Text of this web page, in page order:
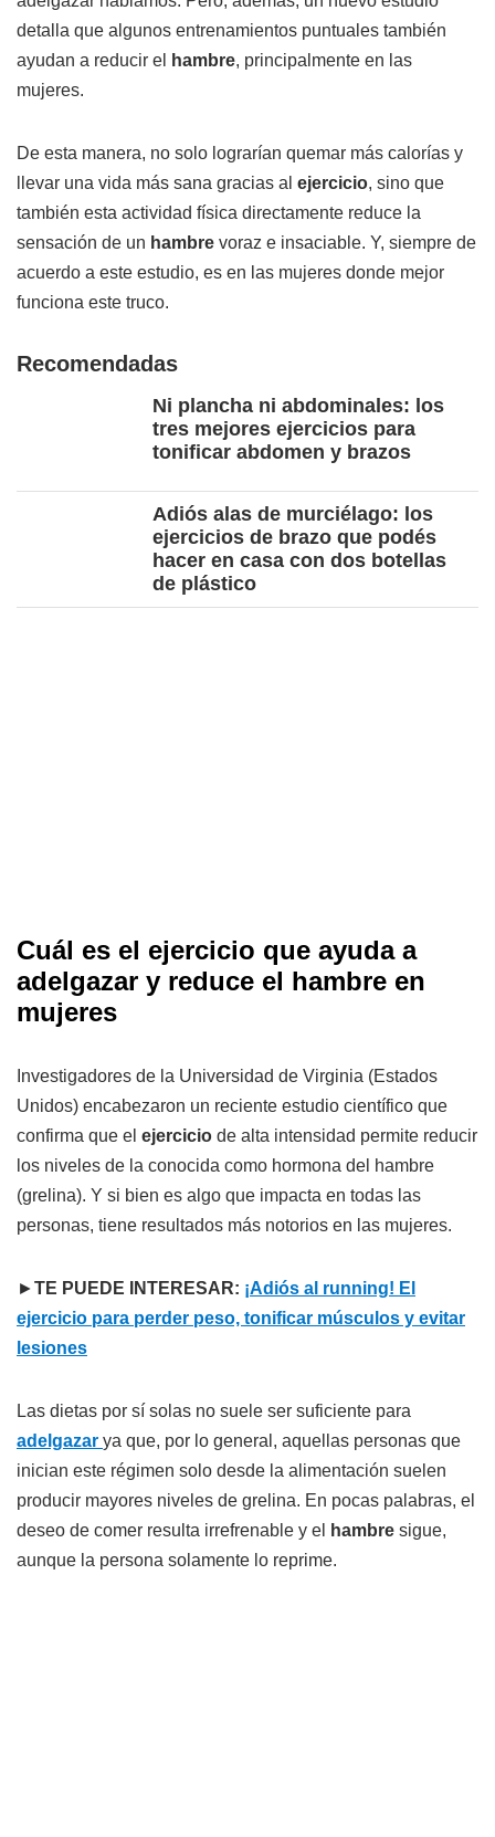
detalla que algunos entrenamientos puntuales también
ayudan a reducir el
hambre, principalmente en las
mujeres.
De esta manera, no solo lograrían quemar más calorías y
llevar una vida más sana gracias al ejercicio, sino que
también esta actividad física directamente reduce la
sensación de un hambre voraz e insaciable. Y, siempre de
acuerdo a este estudio, es en las mujeres donde mejor
funciona este truco.
Recomendadas
Ni plancha ni abdominales: los
tres mejores ejercicios para
tonificar abdomen y brazos
Adiós alas de murciélago: los
ejercicios de brazo que podés
hacer en casa con dos botellas
de plástico
Cuál es el ejercicio que ayuda a
adelgazar y reduce el hambre en
mujeres
Investigadores de la Universidad de Virginia (Estados
Unidos) encabezaron un reciente estudio científico que
confirma que el ejercicio de alta intensidad permite reducir
los niveles de la conocida como hormona del hambre
(grelina). Y si bien es algo que impacta en todas las
personas, tiene resultados más notorios en las mujeres.
►TE PUEDE INTERESAR: ¡Adiós al running! El
ejercicio para perder peso, tonificar músculos y evitar
lesiones
Las dietas por sí solas no suele ser suficiente para
adelgazar ya que, por lo general, aquellas personas que
inician este régimen solo desde la alimentación suelen
producir mayores niveles de grelina. En pocas palabras, el
deseo de comer resulta irrefrenable y el
hambre sigue,
aunque la persona solamente lo reprime.